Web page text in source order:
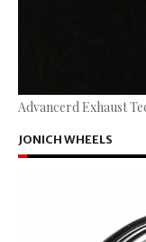
Advancerd Exhaust
JONICH WHEELS